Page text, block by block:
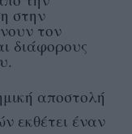
στην
τον
διάφορους
αποστολή
εκθέτει έναν